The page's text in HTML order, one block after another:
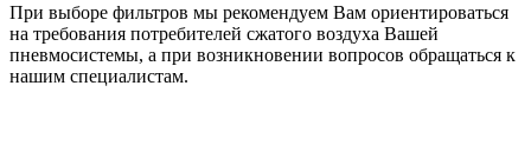
При выборе фильтров мы рекомендуем Вам ориентироваться
на требования потребителей сжатого воздуха Вашей
пневмосистемы, а при возникновении вопросов обращаться к
нашим специалистам.